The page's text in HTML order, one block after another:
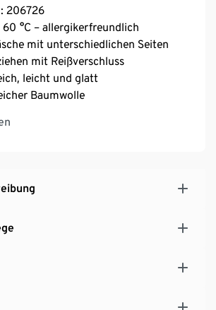
206726
60 °C – allergikerfreundlich
mit unterschiedlichen Seiten
mit Reißverschluss
leicht und glatt
Baumwolle
durch dicht gewebte Fasern
und saugfähig